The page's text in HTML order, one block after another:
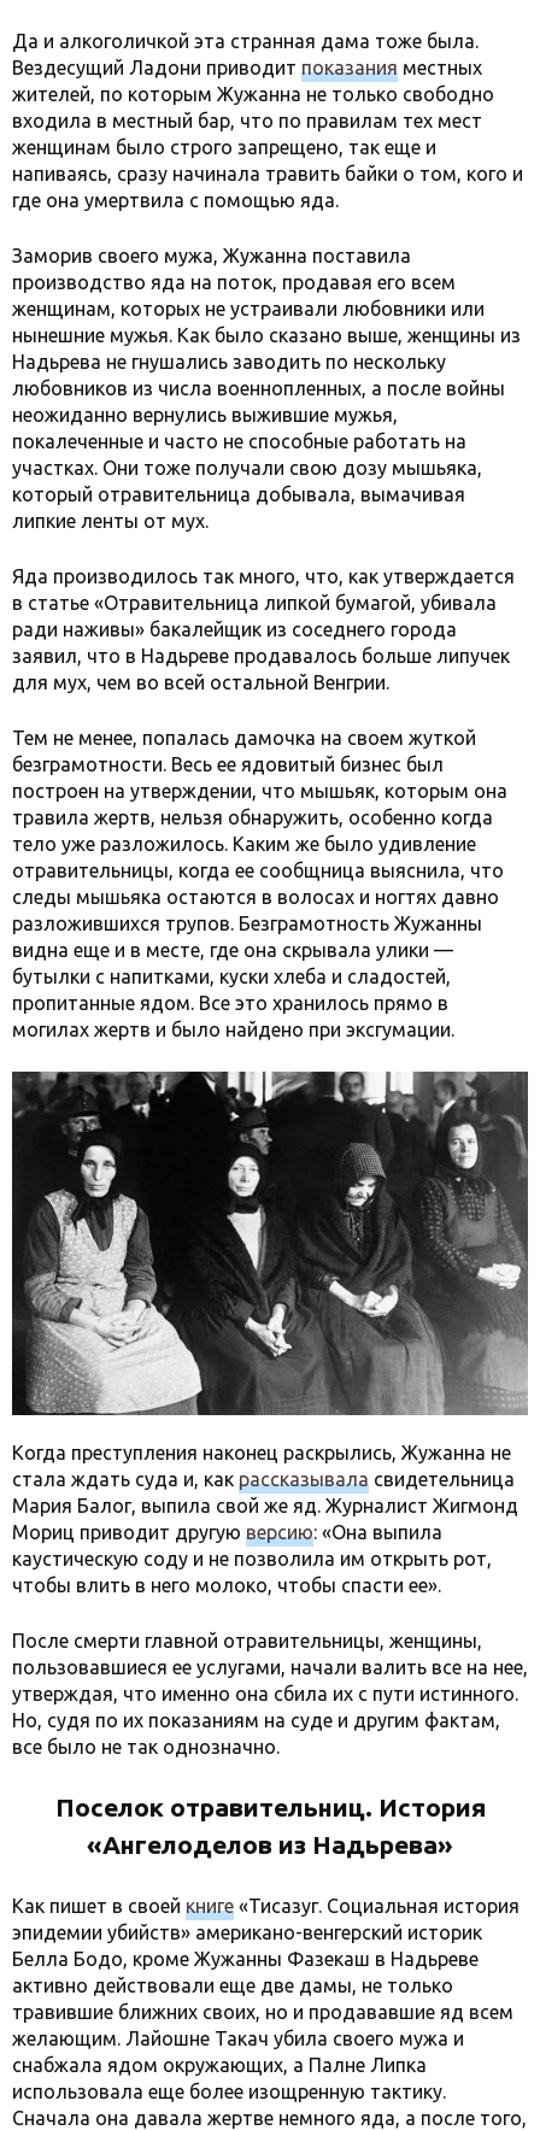
Да и алкоголичкой эта странная дама тоже была.
Вездесущий Ладони приводит показания местных
жителей, по которым Жужанна не только свободно
входила в местный бар, что по правилам тех мест
женщинам было строго запрещено, так еще и
напиваясь, сразу начинала травить байки о том, кого и
где она умертвила с помощью яда.
Заморив своего мужа, Жужанна поставила
производство яда на поток, продавая его всем
женщинам, которых не устраивали любовники или
нынешние мужья. Как было сказано выше, женщины из
Надьрева не гнушались заводить по нескольку
любовников из числа военнопленных, а после войны
неожиданно вернулись выжившие мужья,
покалеченные и часто не способные работать на
участках. Они тоже получали свою дозу мышьяка,
который отравительница добывала, вымачивая
липкие ленты от мух.
Яда производилось так много, что, как утверждается
в статье «Отравительница липкой бумагой, убивала
ради наживы» бакалейщик из соседнего города
заявил, что в Надьреве продавалось больше липучек
для мух, чем во всей остальной Венгрии.
Тем не менее, попалась дамочка на своем жуткой
безграмотности. Весь ее ядовитый бизнес был
построен на утверждении, что мышьяк, которым она
травила жертв, нельзя обнаружить, особенно когда
тело уже разложилось. Каким же было удивление
отравительницы, когда ее сообщница выяснила, что
следы мышьяка остаются в волосах и ногтях давно
разложившихся трупов. Безграмотность Жужанны
видна еще и в месте, где она скрывала улики —
бутылки с напитками, куски хлеба и сладостей,
пропитанные ядом. Все это хранилось прямо в
могилах жертв и было найдено при эксгумации.
Когда преступления наконец раскрылись, Жужанна не
стала ждать суда и, как рассказывала свидетельница
Мария Балог, выпила свой же яд. Журналист Жигмонд
Мориц приводит другую версию: «Она выпила
каустическую соду и не позволила им открыть рот,
чтобы влить в него молоко, чтобы спасти ее».
После смерти главной отравительницы, женщины,
пользовавшиеся ее услугами, начали валить все на нее,
утверждая, что именно она сбила их с пути истинного.
Но, судя по их показаниям на суде и другим фактам,
все было не так однозначно.
Поселок отравительниц. История
«Ангелоделов из Надьрева»
Как пишет в своей книге «Тисазуг. Социальная история
эпидемии убийств» американо-венгерский историк
Белла Бодо, кроме Жужанны Фазекаш в Надьреве
активно действовали еще две дамы, не только
травившие ближних своих, но и продававшие яд всем
желающим. Лайошне Такач убила своего мужа и
снабжала ядом окружающих, а Палне Липка
использовала еще более изощренную тактику.
Сначала она давала жертве немного яда, а после того,